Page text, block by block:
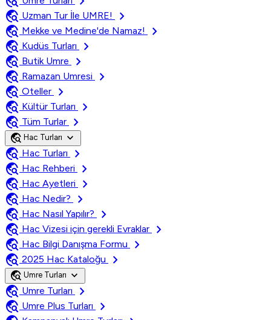
travel_explore Uzman Tur İle UMRE!
chevron_right
travel_explore Mekke ve Medine'de Namaz!
chevron_right
travel_explore Kudüs Turları
chevron_right
travel_explore Butik Umre
chevron_right
travel_explore Ramazan Umresi
chevron_right
travel_explore Oteller
chevron_right
travel_explore Kültür Turları
chevron_right
travel_explore Tüm Turlar chevron_right
travel_explore Hac Turları expand_more
travel_explore Hac Turları
chevron_right
travel_explore Hac Rehberi
chevron_right
travel_explore Hac Ayetleri
chevron_right
travel_explore Hac Nedir?
chevron_right
travel_explore Hac Nasıl Yapılır?
chevron_right
travel_explore Hac Vizesi için gerekli Evraklar
chevron_right
travel_explore Hac Bilgi Danışma Formu
chevron_right
travel_explore 2025 Hac Kataloğu chevron_right
travel_explore Umre Turları expand_more
travel_explore Umre Turları
chevron_right
travel_explore Umre Plus Turları
chevron_right